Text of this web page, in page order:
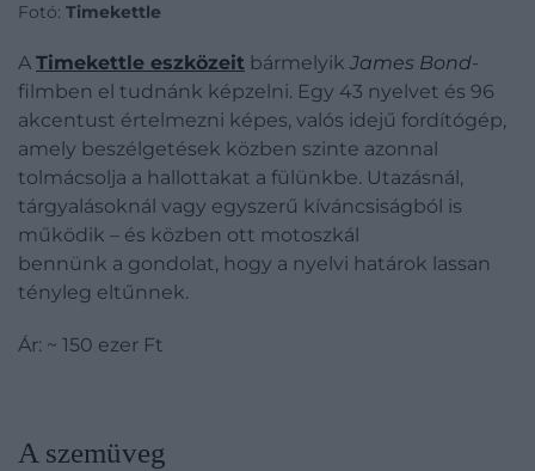
Fotó: Timekettle
A Timekettle eszközeit bármelyikJames Bond-
filmben el tudnánk képzelni. Egy 43 nyelvet és 96
akcentust értelmezni képes, valós idejű fordítógép,
amely beszélgetések közben szinte azonnal
tolmácsolja a hallottakat a fülünkbe. Utazásnál,
tárgyalásoknál vagy egyszerű kíváncsiságból is
működik – és közben ott motoszkál
bennünk a gondolat, hogy a nyelvi határok lassan
tényleg eltűnnek.
Ár: ~ 150 ezer Ft
A szemüveg